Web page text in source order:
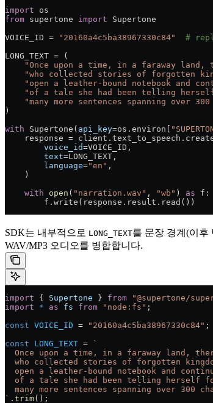
import os
from supertone import Supertone
VOICE_ID =
"20160a4c5ba38967330c84"
#
LONG_TEXT = (
"Once upon a time, in a faraway land,
"who collected stories of forgotten
"open a leather-bound notebook and
"of a tale she had been telling
"many more sentences spanning over 300
)
with Supertone( api_key=os.environ[
response =
        voice_id
=VOICE_ID,
        text
=LONG_TEXT,
        language
="en" ,
    )
    with
open ( "narration.wav" , "wb" ) as f:
        f.write(response.result.read())
SDK는 내부적으로 LONG_TEXT를 문장 경계(이후
WAV/MP3 오디오를 병합합니다.
import { Supertone } from "@supertone/
import * as fs from "node:fs" ;
const VOICE_ID = "20160a4c5ba38967330c84" ;
const LONG_TEXT =
`
Once upon a time, in a faraway land,
who collected stories of forgotten
open a leather-bound notebook and
of a tale she had been telling herself
many more sentences spanning over 300
` . trim();